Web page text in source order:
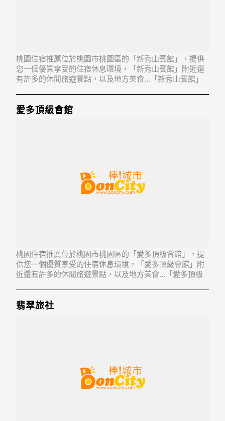
桃園住宿推薦位於桃園市桃園區的「新秀山賓館」，提供
您一個優質享受的住宿休息環境，「新秀山賓館」附近還
有許多的休閒旅遊景點，以及地方美食...「新秀山賓館」
愛多頂級會館
桃園住宿推薦位於桃園市桃園區的「愛多頂級會館」，提
供您一個優質享受的住宿休息環境，「愛多頂級會館」附
近還有許多的休閒旅遊景點，以及地方美食...「愛多頂級
翡翠旅社